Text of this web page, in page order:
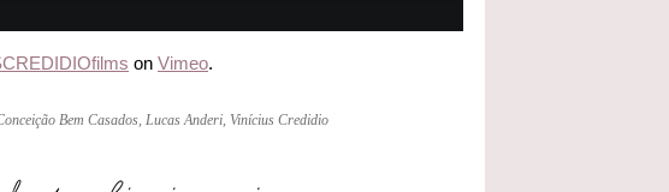
on Vimeo.
Bem Casados, Lucas Anderi, Vinícius Credidio